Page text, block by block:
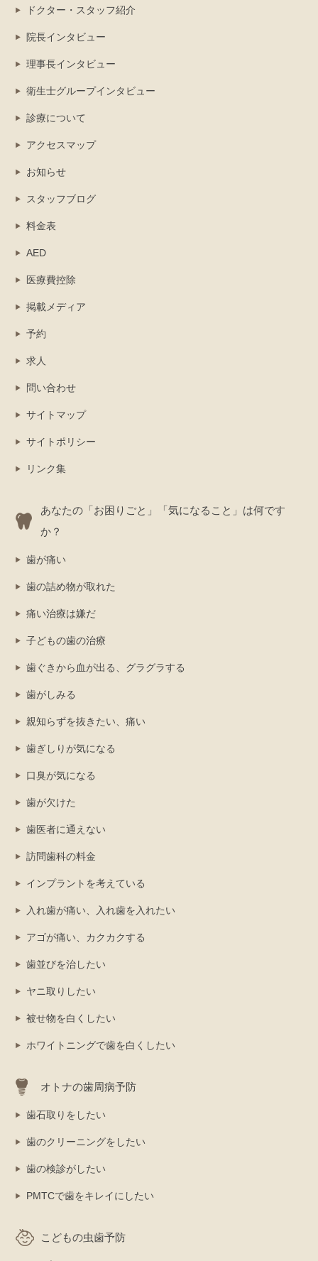
ドクター・スタッフ紹介
院長インタビュー
理事長インタビュー
衛生士グループインタビュー
診療について
アクセスマップ
お知らせ
スタッフブログ
料金表
AED
医療費控除
掲載メディア
予約
求人
問い合わせ
サイトマップ
サイトポリシー
リンク集
あなたの「お困りごと」「気になること」は何です
か？
歯が痛い
歯の詰め物が取れた
痛い治療は嫌だ
子どもの歯の治療
歯ぐきから血が出る、グラグラする
歯がしみる
親知らずを抜きたい、痛い
歯ぎしりが気になる
口臭が気になる
歯が欠けた
歯医者に通えない
訪問歯科の料金
インプラントを考えている
入れ歯が痛い、入れ歯を入れたい
アゴが痛い、カクカクする
歯並びを治したい
ヤニ取りしたい
被せ物を白くしたい
ホワイトニングで歯を白くしたい
オトナの歯周病予防
歯石取りをしたい
歯のクリーニングをしたい
歯の検診がしたい
PMTCで歯をキレイにしたい
こどもの虫歯予防